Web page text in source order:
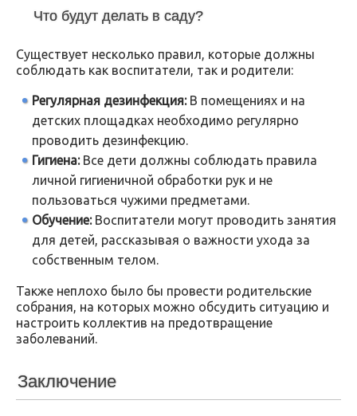
Что будут делать в саду?
Существует несколько правил, которые должны
соблюдать как воспитатели, так и родители:
Регулярная дезинфекция:В помещениях и на
детских площадках необходимо регулярно
проводить дезинфекцию.
Гигиена:Все дети должны соблюдать правила
личной гигиеничной обработки рук и не
пользоваться чужими предметами.
Обучение:Воспитатели могут проводить занятия
для детей, рассказывая о важности ухода за
собственным телом.
Также неплохо было бы провести родительские
собрания, на которых можно обсудить ситуацию и
настроить коллектив на предотвращение
заболеваний.
Заключение